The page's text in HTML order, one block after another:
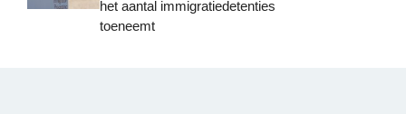
het aantal immigratiedetenties
toeneemt